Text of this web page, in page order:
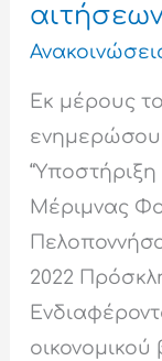
Εκ μέρους
Μέριμνας
2022